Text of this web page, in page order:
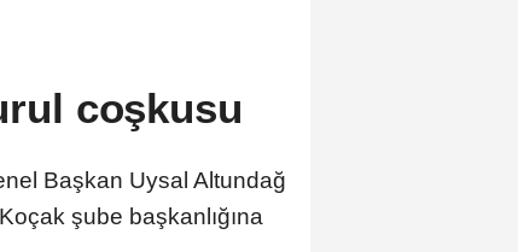
coşkusu
Başkan Uysal Altundağ
şube başkanlığına